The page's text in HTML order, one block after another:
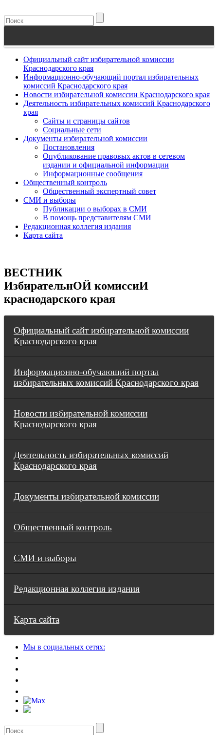
Официальный сайт избирательной комиссии
Краснодарского края
Информационно-обучающий портал избирательных
комиссий Краснодарского края
Новости избирательной комиссии Краснодарского края
Деятельность избирательных комиссий Краснодарского
края
Сайты и страницы сайтов
Социальные сети
Документы избирательной комиссии
Постановления
Опубликование правовых актов в сетевом
издании и официальной информации
Информационные сообщения
Общественный контроль
Общественный экспертный совет
СМИ и выборы
Публикации о выборах в СМИ
В помощь представителям СМИ
Редакционная коллегия издания
Карта сайта
ВЕСТНИК
ИзбирательнОЙ комиссиИ
краснодарского края
Официальный сайт избирательной комиссии
Краснодарского края
Информационно-обучающий портал
избирательных комиссий Краснодарского края
Новости избирательной комиссии
Краснодарского края
Деятельность избирательных комиссий
Краснодарского края
Документы избирательной комиссии
Общественный контроль
СМИ и выборы
Редакционная коллегия издания
Карта сайта
Мы в социальных сетях: